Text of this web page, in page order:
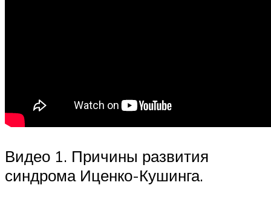
Видео 1. Причины развития
синдрома Иценко-Кушинга.